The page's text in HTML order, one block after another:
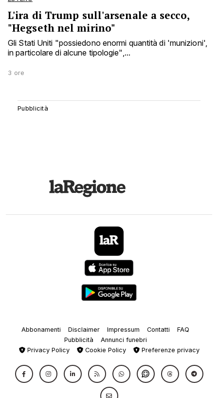
L'ira di Trump sull'arsenale a secco,
"Hegseth nel mirino"
Gli Stati Uniti "possiedono enormi quantità di 'munizioni',
in particolare di alcune tipologie",...
3 ore
Abbonamenti Disclaimer Impressum Contatti
FAQ
Pubblicità
Annunci funebri
Privacy Policy
Cookie Policy Preferenze privacy